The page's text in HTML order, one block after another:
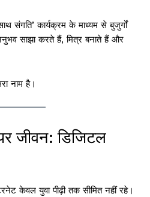
संगति’ कार्यक्रम के माध्यम से बुजुर्गों
साझा करते हैं, मित्र बनाते हैं और
नाम है।
जीवन: डिजिटल
केवल युवा पीढ़ी तक सीमित नहीं रहे।